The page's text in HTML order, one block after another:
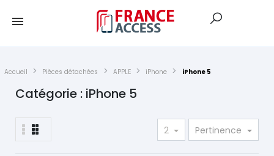
Accueil Pièces détachées APPLE iPhone iPhone 5
Catégorie : iPhone 5
2 Pertinence